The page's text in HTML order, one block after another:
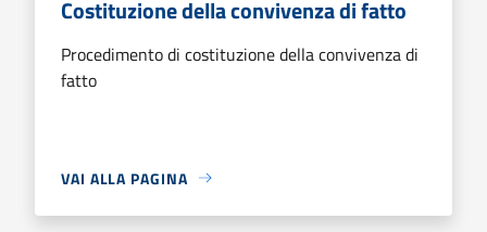
Costituzione della convivenza di fatto
Procedimento di costituzione della convivenza di
fatto
VAI ALLA PAGINA